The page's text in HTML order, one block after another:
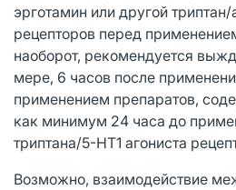
эрготамин или другой триптан/
рецепторов перед
наоборот, рекомендуется
мере, 6 часов после
применением препаратов,
как минимум 24 часа до
триптана/5-НТ1 агониста
Возможно, взаимодействие